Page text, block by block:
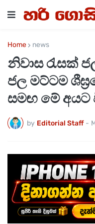
Home news
නිවාස රැසක්
ජල මට්ටම
සමඟ මේ අයට
by Editorial Staff -